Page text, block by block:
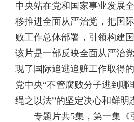
中央站在党和国家事业发展
移推进全面从严治党，把国
败工作总体部署，引领构建
该片是一部反映全面从严治
现了国际追逃追赃工作取得
党中央“不管腐败分子逃到哪
绳之以法”的坚定决心和鲜明
专题片共5集，第一集《